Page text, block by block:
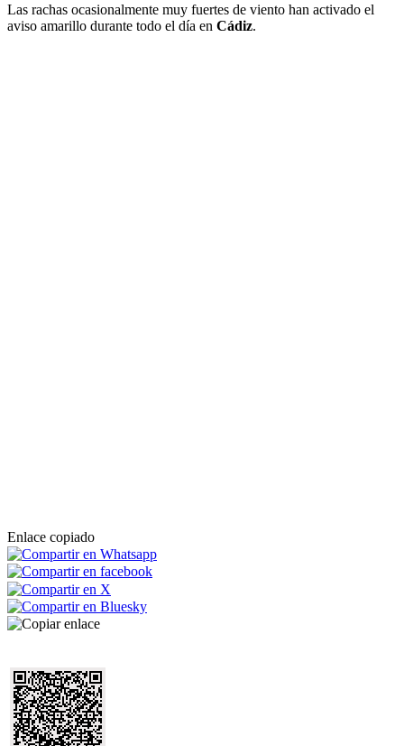
Las rachas ocasionalmente muy fuertes de viento han activado el
aviso amarillo durante todo el día en Cádiz.
Enlace copiado